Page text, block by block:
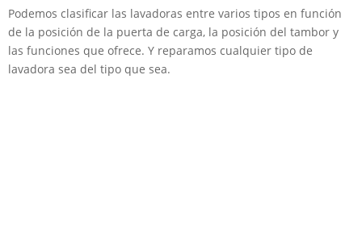
Podemos clasificar las lavadoras entre varios tipos en función
de la posición de la puerta de carga, la posición del tambor y
las funciones que ofrece. Y reparamos cualquier tipo de
lavadora sea del tipo que sea.